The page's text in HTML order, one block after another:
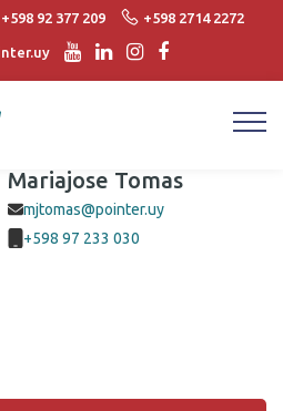
+598 92 377 209 +598 2714 2272
Mariajose Tomas
mjtomas@pointer.uy
+598 97 233 030